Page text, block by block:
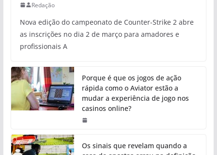
Redação
Nova edição do campeonato de Counter-Strike 2 abre
as inscrições no dia 2 de março para amadores e
profissionais A
Porque é que os jogos de ação
rápida como o Aviator estão a
mudar a experiência de jogo nos
casinos online?
Os sinais que revelam quando a